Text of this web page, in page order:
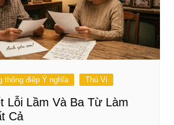
thông điệp Ý nghĩa Thú Vị
Lỗi Lầm Và Ba Từ Làm
Cả